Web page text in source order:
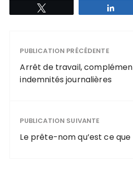
PUBLICATION PRÉCÉDENTE
Arrêt de travail,
indemnités journalières
PUBLICATION SUIVANTE
Le prête-nom qu’est ce que